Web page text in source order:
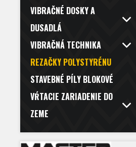
VIBRAČNÉ DOSKY A
DUSADLÁ
VIBRAČNÁ TECHNIKA
REZAČKY POLYSTYRÉNU
STAVEBNÉ PÍLY BLOKOVÉ
VŔTACIE ZARIADENIE DO
ZEME